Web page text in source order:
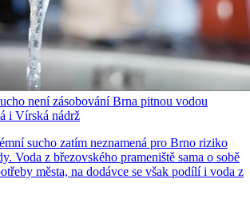
není zásobování Brna pitnou vodou
i Vírská nádrž
sucho zatím neznamená pro Brno riziko
Voda z březovského prameniště sama o sobě
města, na dodávce se však podílí i voda z